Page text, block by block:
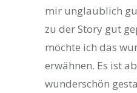
mir unglaublich
zu der Story gut
möchte ich das
erwähnen. Es ist
wunderschön